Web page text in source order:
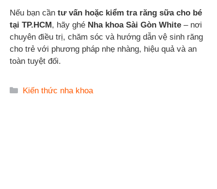
Nếu bạn cần tư vấn hoặc kiểm tra răng sữa cho bé
tại TP.HCM, hãy ghé Nha khoa Sài Gòn White – nơi
chuyên điều trị, chăm sóc và hướng dẫn vệ sinh răng
cho trẻ với phương pháp nhẹ nhàng, hiệu quả và an
toàn tuyệt đối.
Danh
Kiến thức nha khoa